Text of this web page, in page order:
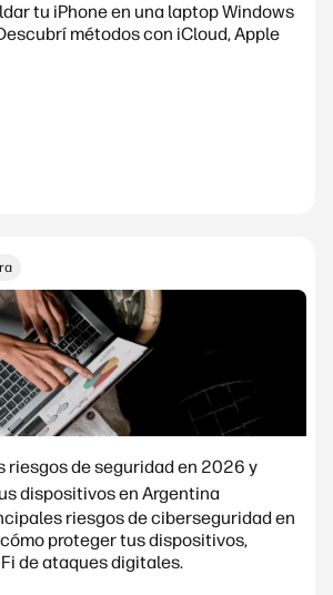
tu iPhone en una laptop Windows
métodos con iCloud, Apple
riesgos de seguridad en 2026 y
dispositivos en Argentina
riesgos de ciberseguridad en
proteger tus dispositivos,
de ataques digitales.